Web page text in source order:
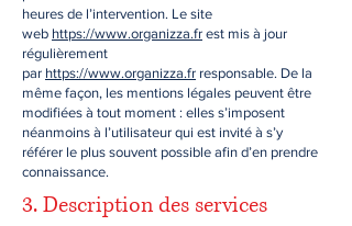
heures de l’intervention. Le site
web https://www.organizza.fr est mis à jour
régulièrement
par https://www.organizza.fr responsable. De la
même façon, les mentions légales peuvent être
modifiées à tout moment : elles s’imposent
néanmoins à l’utilisateur qui est invité à s’y
référer le plus souvent possible afin d’en prendre
connaissance.
3. Description des services